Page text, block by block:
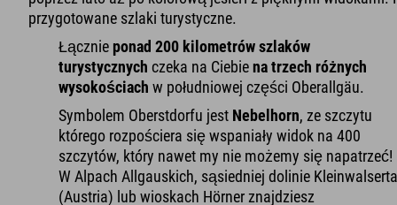
przygotowane szlaki turystyczne.
Łącznie ponad 200 kilometrów szlaków
turystycznych czeka na Ciebiena trzech różnych
wysokościach w południowej części Oberallgäu.
Symbolem Oberstdorfu jest Nebelhorn, ze szczytu
którego rozpościera się wspaniały widok na 400
szczytów, który nawet my nie możemy się napatrzeć!
W Alpach Allgauskich, sąsiedniej dolinie
(Austria) lub wioskach Hörner znajdziesz